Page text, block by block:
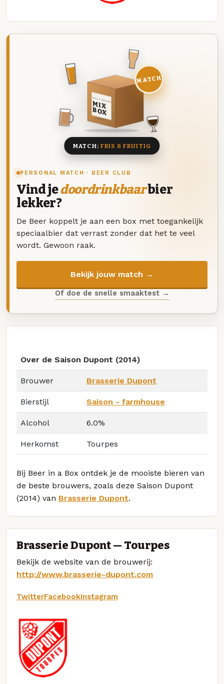
PERSONAL MATCH · BEER CLUB
Vind jedoordrinkbaarbier
lekker?
De Beer koppelt je aan een box met toegankelijk
speciaalbier dat verrast zonder dat het te veel
wordt. Gewoon raak.
Bekijk jouw match →
Of doe de snelle smaaktest →
DEZE MAAND
MIX
BOX
8 BIEREN
MATCH
MATCH: FRIS & FRUITIG
Over de Saison Dupont (2014)
Brouwer Brasserie Dupont
Bierstijl Saison - farmhouse
Alcohol 6.0%
Herkomst Tourpes
Bij Beer in a Box ontdek je de mooiste bieren van
de beste brouwers, zoals deze Saison Dupont
(2014) van Brasserie Dupont.
Brasserie Dupont — Tourpes
Bekijk de website van de brouwerij:
http://www.brasserie-dupont.com
TwitterFacebookInstagram